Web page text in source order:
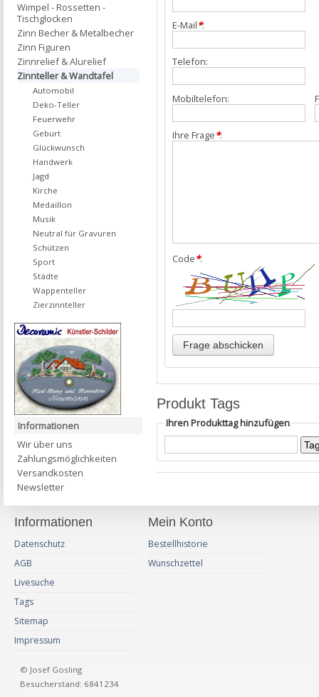
E-Mail*:
Telefon:
Mobiltelefon:
Ihre Frage*:
Code*:
Produkt Tags
Ihren Produkttag hinzufügen
Wimpel - Rossetten -
Tischglocken
Zinn Becher & Metalbecher
Zinn Figuren
Zinnrelief & Alurelief
Zinnteller & Wandtafel
Automobil
Deko-Teller
Feuerwehr
Geburt
Glückwunsch
Handwerk
Jagd
Kirche
Medaillon
Musik
Neutral für Gravuren
Schützen
Sport
Städte
Wappenteller
Zierzinnteller
Informationen
Wir über uns
Zahlungsmöglichkeiten
Versandkosten
Newsletter
Informationen
Datenschutz
AGB
Livesuche
Tags
Sitemap
Impressum
Mein Konto
Bestellhistorie
Wunschzettel
© Josef Gosling
Besucherstand: 6841234